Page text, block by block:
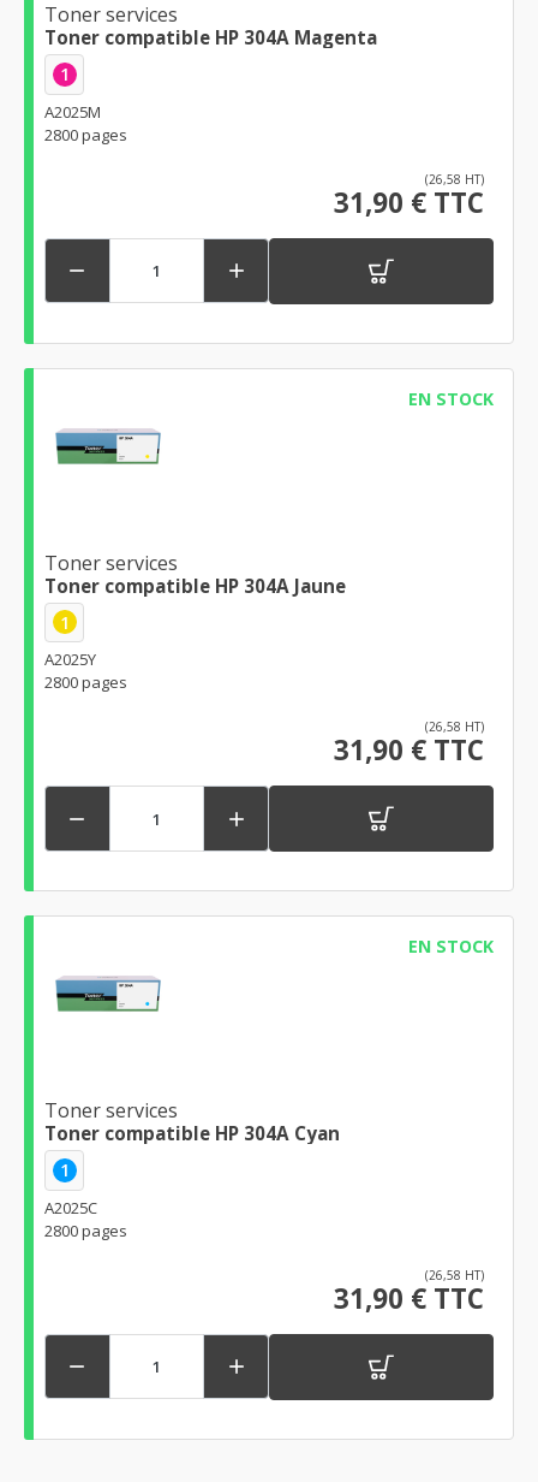
Toner services
Toner compatible HP 304A Magenta
1
A2025M
2800 pages
(26,58 HT)
31,90 € TTC
 
EN STOCK
Toner services
Toner compatible HP 304A Jaune
1
A2025Y
2800 pages
(26,58 HT)
31,90 € TTC
 
EN STOCK
Toner services
Toner compatible HP 304A Cyan
1
A2025C
2800 pages
(26,58 HT)
31,90 € TTC
 